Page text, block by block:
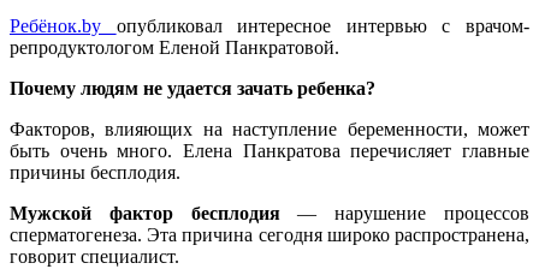
Ребёнок.by опубликовал интересное интервью с врачом-
репродуктологом Еленой Панкратовой.
Почему людям не удается зачать ребенка?
Факторов, влияющих на наступление беременности, может
быть очень много. Елена Панкратова перечисляет главные
причины бесплодия.
Мужской фактор бесплодия— нарушение процессов
сперматогенеза. Эта причина сегодня широко распространена,
говорит специалист.